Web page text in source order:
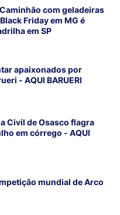
Caminhão com geladeiras
Friday em MG é
em SP
apaixonados por
- AQUI BARUERI
Civil de Osasco flagra
em córrego - AQUI
mundial de Arco